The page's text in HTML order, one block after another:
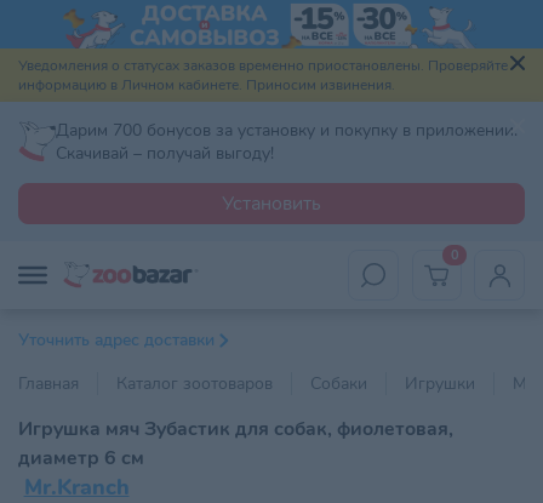
Уведомления о статусах заказов временно приостановлены. Проверяйте
информацию в Личном кабинете. Приносим извинения.
Дарим 700 бонусов за установку и покупку в приложении.
Скачивай – получай выгоду!
Установить
0
Уточнить адрес доставки
Главная
Каталог зоотоваров Собаки Игрушки
Игрушка мяч Зубастик для собак, фиолетовая,
диаметр 6 см
Mr.Kranch